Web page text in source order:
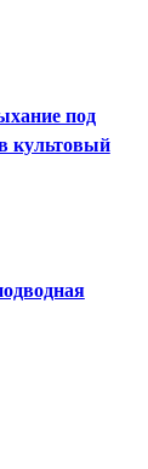
под
культовый